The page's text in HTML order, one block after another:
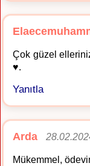
Çok güzel
♥️.
Yanıtla
Arda
Mükemmel,